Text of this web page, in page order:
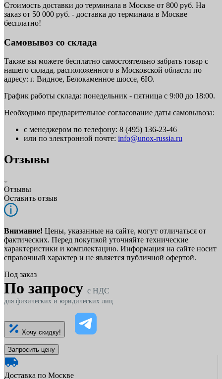
Стоимость доставки до терминала в Москве от 800 руб. На
заказ от 50 000 руб. - доставка до терминала в Москве
бесплатно!
Самовывоз со склада
Также вы можете бесплатно самостоятельно забрать товар с
нашего склада, расположенного в Московской области по
адресу: г. Видное, Белокаменное шоссе, 6Ю.
График работы склада: понедельник - пятница с 9:00 до 18:00.
Необходимо предварительное согласование даты самовывоза:
с менеджером по телефону: 8 (495) 136-23-46
или по электронной почте: info@unox-russia.ru
Отзывы
Отзывы
Оставить отзыв
Внимание! Цены, указанные на сайте, могут отличаться от
фактических. Перед покупкой уточняйте технические
характеристики и комплектацию. Информация на сайте носит
справочный характер и не является публичной офертой.
Под заказ
По запросу c НДС
для физических и юридических лиц
Хочу скидку!
Запросить цену
Доставка по Москве